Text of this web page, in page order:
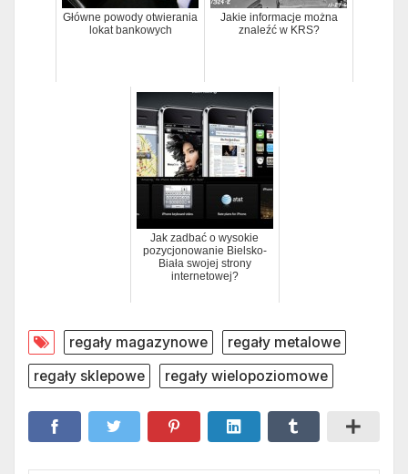
Główne powody otwierania
lokat bankowych
Jakie informacje można
znaleźć w KRS?
Jak zadbać o wysokie
pozycjonowanie Bielsko-
Biała swojej strony
internetowej?
regały magazynowe
regały metalowe
regały sklepowe
regały wielopoziomowe